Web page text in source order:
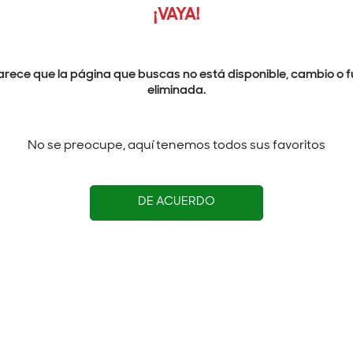
¡VAYA!
que la página que buscas no está disponible, cambio o
eliminada.
No se preocupe, aquí tenemos todos sus favoritos
DE ACUERDO